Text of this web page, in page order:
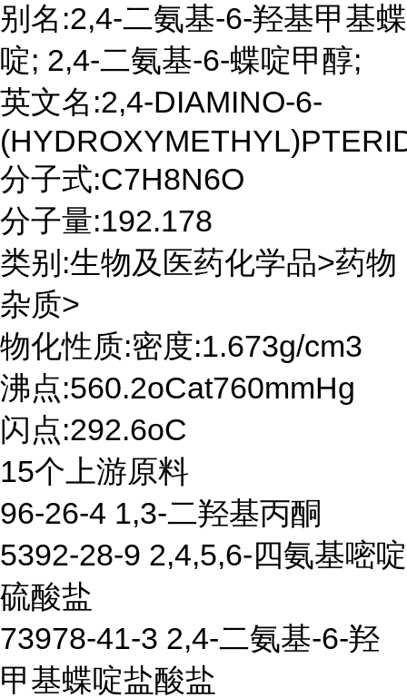
别名:2,4-二氨基-6-羟基甲基蝶
啶; 2,4-二氨基-6-蝶啶甲醇;
英文名:2,4-DIAMINO-6-
分子式:C7H8N6O
分子量:192.178
类别:生物及医药化学品>药物
杂质>
物化性质:密度:1.673g/cm3
沸点:560.2oCat760mmHg
闪点:292.6oC
15个上游原料
96-26-4 1,3-二羟基丙酮
5392-28-9 2,4,5,6-四氨基嘧啶
硫酸盐
73978-41-3 2,4-二氨基-6-羟
甲基蝶啶盐酸盐